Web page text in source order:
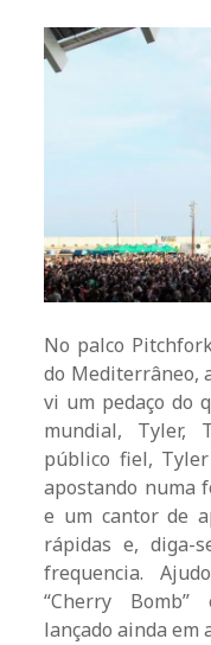
No palco
do Mediterrâneo,
vi um pedaço do
mundial, Tyler,
público fiel,
apostando numa
e um cantor de
rápidas e, diga-
frequencia.
“Cherry
lançado ainda em